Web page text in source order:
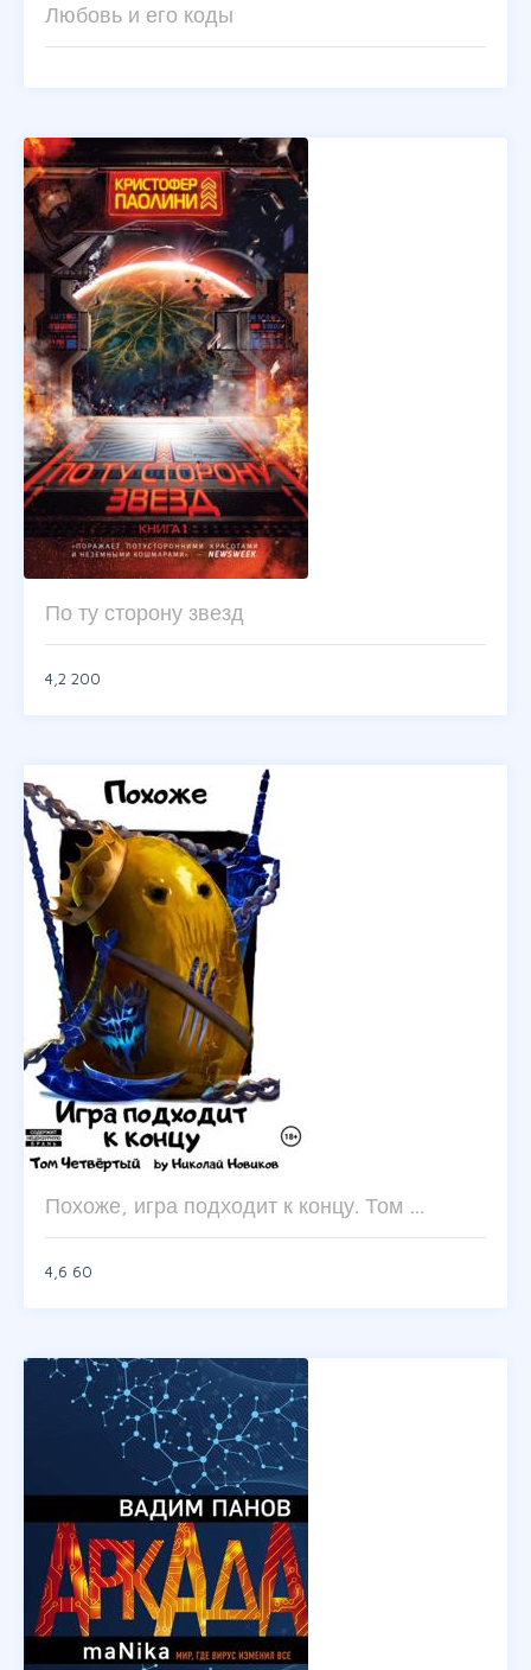
Любовь и его коды
По ту сторону звезд
4,2 200
Похоже, игра подходит к концу. Том …
4,6 60